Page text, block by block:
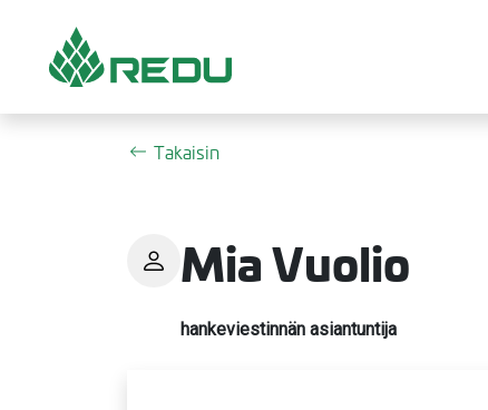
Takaisin
Mia Vuolio
hankeviestinnän asiantuntija